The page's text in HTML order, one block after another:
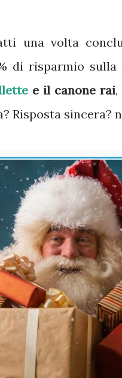
una volta
di risparmio
e il canone rai
Risposta sincera?